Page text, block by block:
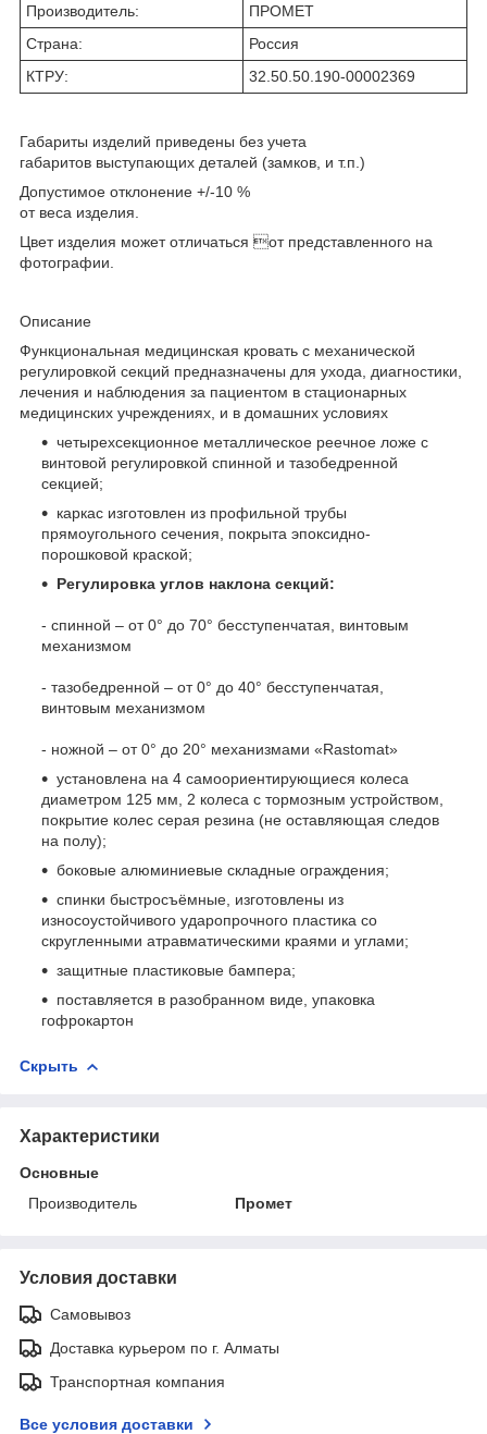
Производитель:
ПРОМЕТ
Страна:
Россия
КТРУ:
32.50.50.190-00002369
Габариты изделий приведены без учета
габаритов выступающих деталей (замков, и т.п.)
Допустимое отклонение +/-10 %
от веса изделия.
Цвет изделия может отличаться от представленного на
фотографии.
Описание
Функциональная медицинская кровать с механической
регулировкой секций предназначены для ухода, диагностики,
лечения и наблюдения за пациентом в стационарных
медицинских учреждениях, и в домашних условиях
четырехсекционное металлическое реечное ложе с
винтовой регулировкой спинной и тазобедренной
секцией;
каркас изготовлен из профильной трубы
прямоугольного сечения, покрыта эпоксидно-
порошковой краской;
Регулировка углов наклона секций:
- спинной – от 0° до 70° бесступенчатая, винтовым
механизмом
- тазобедренной – от 0° до 40° бесступенчатая,
винтовым механизмом
- ножной – от 0° до 20° механизмами «Rastomat»
установлена на 4 самоориентирующиеся колеса
диаметром 125 мм, 2 колеса с тормозным устройством,
покрытие колес серая резина (не оставляющая следов
на полу);
боковые алюминиевые складные ограждения;
спинки быстросъёмные, изготовлены из
износоустойчивого ударопрочного пластика со
скругленными атравматическими краями и углами;
защитные пластиковые бампера;
поставляется в разобранном виде, упаковка
гофрокартон
Скрыть
Характеристики
Основные
Производитель
Промет
Условия доставки
Самовывоз
Доставка курьером по г. Алматы
Транспортная компания
Все условия доставки